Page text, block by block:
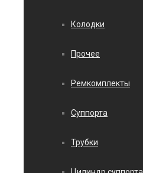
Колодки
Прочее
Ремкомплекты
Суппорта
Трубки